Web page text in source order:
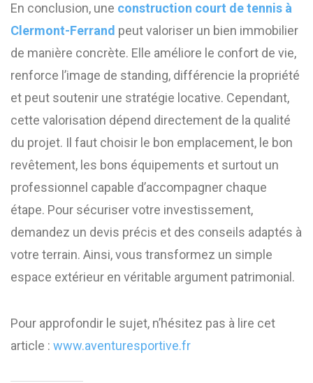
En conclusion, une construction court de tennis à
Clermont-Ferrand peut valoriser un bien immobilier
de manière concrète. Elle améliore le confort de vie,
renforce l’image de standing, différencie la propriété
et peut soutenir une stratégie locative. Cependant,
cette valorisation dépend directement de la qualité
du projet. Il faut choisir le bon emplacement, le bon
revêtement, les bons équipements et surtout un
professionnel capable d’accompagner chaque
étape. Pour sécuriser votre investissement,
demandez un devis précis et des conseils adaptés à
votre terrain. Ainsi, vous transformez un simple
espace extérieur en véritable argument patrimonial.
Pour approfondir le sujet, n’hésitez pas à lire cet
article : www.aventuresportive.fr